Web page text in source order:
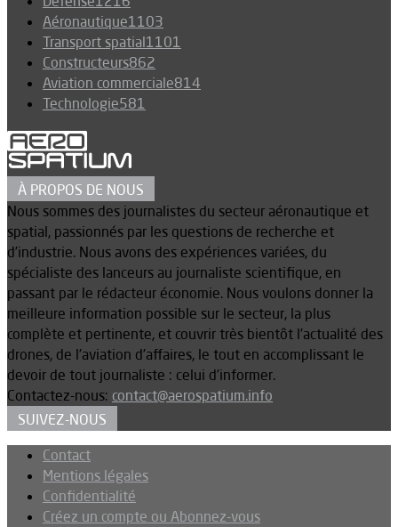
Aéronautique1103
Transport spatial1101
Constructeurs862
Aviation commerciale814
Technologie581
À PROPOS DE NOUS
Nous sommes des journalistes du secteur aéronautique et
spatial, passionnés par les questions de recherche et
d’industrie. Nous avons des expériences variées, du
spécialiste des lanceurs au journaliste scientifique, en
passant par le rédacteur économie. Nous voulons donner la
meilleure information possible sur le secteur, la plus
complète et pertinente, et couvrir très bientôt l’actualité des
drones, de l’aviation d’affaires, le tout en accomplissant le
devoir de tout journaliste : celui d’informer.
Contactez-nous: contact@aerospatium.info
SUIVEZ-NOUS
Contact
Mentions légales
Confidentialité
Créez un compte ou Abonnez-vous